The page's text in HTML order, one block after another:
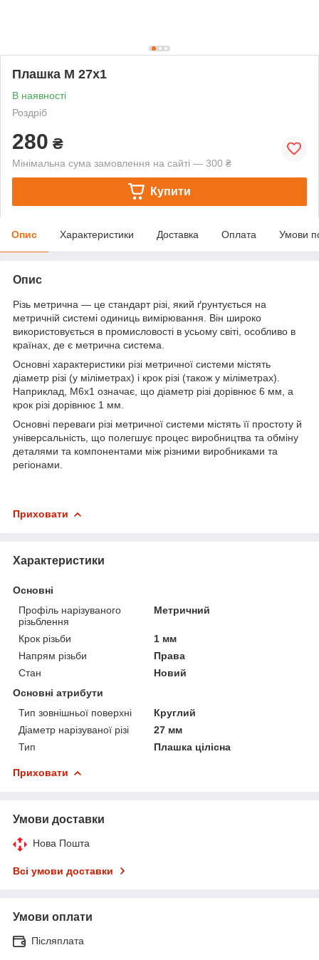
Плашка М 27х1
В наявності
Роздріб
280 ₴
Мінімальна сума замовлення на сайті — 300 ₴
Купити
Опис Характеристики Доставка Оплата Умови
Опис
Різь метрична — це стандарт різі, який ґрунтується на
метричній системі одиниць вимірювання. Він широко
використовується в промисловості в усьому світі, особливо в
країнах, де є метрична система.
Основні характеристики різі метричної системи містять
діаметр різі (у міліметрах) і крок різі (також у міліметрах).
Наприклад, M6x1 означає, що діаметр різі дорівнює 6 мм, а
крок різі дорівнює 1 мм.
Основні переваги різі метричної системи містять її простоту й
універсальність, що полегшує процес виробництва та обміну
деталями та компонентами між різними виробниками та
регіонами.
Приховати
Характеристики
Основні
Профіль нарізуваного
різьблення
Метричний
Крок різьби
1 мм
Напрям різьби
Права
Стан
Новий
Основні атрибути
Тип зовнішньої поверхні
Круглий
Діаметр нарізуваної різі
27 мм
Тип
Плашка цілісна
Приховати
Умови доставки
Нова Пошта
Всі умови доставки
Умови оплати
Післяплата